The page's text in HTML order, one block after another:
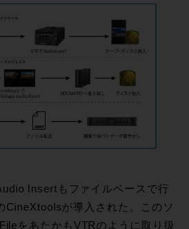
Insertもファイルベースで行
CineXtoolsが導入された。このソ
をあたかもVTRのように取り扱